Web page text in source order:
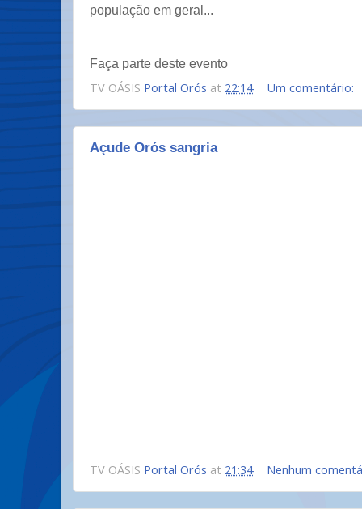
população em geral...
Faça parte deste evento
TV OÁSIS Portal Orós at 22:14 Um comentário:
Açude Orós sangria
TV OÁSIS Portal Orós at 21:34 Nenhum